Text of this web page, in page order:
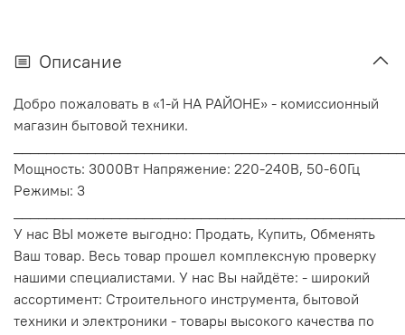
Описание
Добро пожаловать в «1-й НА РАЙОНЕ» - комиссионный
магазин бытовой техники.
Мощность: 3000Вт Напряжение: 220-240В, 50-60Гц
Режимы: 3
У нас ВЫ можете выгодно: Продать, Купить, Обменять
Ваш товар. Весь товар прошел комплексную проверку
нашими специалистами. У нас Вы найдёте: - широкий
ассортимент: Строительного инструмента, бытовой
техники и электроники - товары высокого качества по